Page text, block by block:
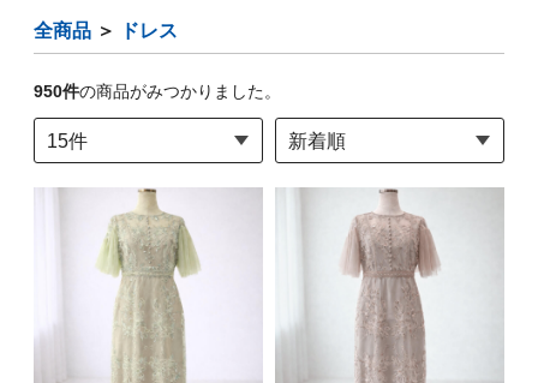
全商品 ＞ ドレス
950件の商品がみつかりました。